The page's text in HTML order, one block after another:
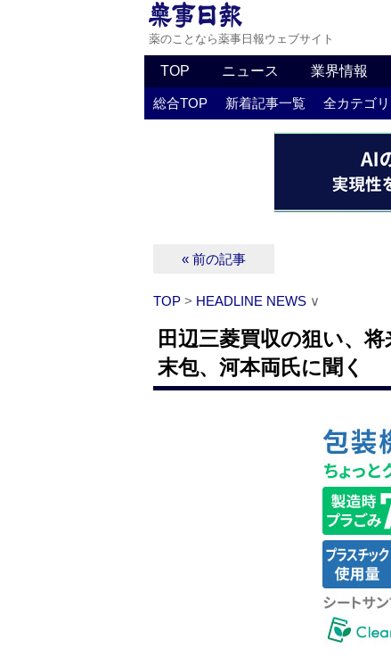
薬のことなら薬事日報ウェブサイト
TOP ニュース 業界情報
総合TOP 新着記事一覧 全カテゴ
« 前の記事
TOP > HEADLINE NEWS ∨
田辺三菱買収の狙い、
末包、河本両氏に聞く